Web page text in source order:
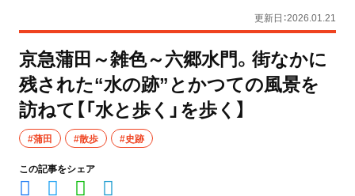
更新日：2026.01.21
京急蒲田～雑色～六郷水門。街なかに
残された“水の跡”とかつての風景を
訪ねて【「水と歩く」を歩く】
#蒲田 #散歩 #史跡
この記事をシェア